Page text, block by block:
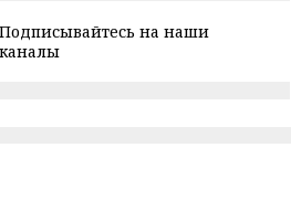
Подписывайтесь на наши
каналы